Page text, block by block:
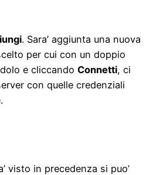
. Sara’ aggiunta una nuova
per cui con un doppio
e cliccando Connetti, ci
con quelle credenziali
visto in precedenza si puo’